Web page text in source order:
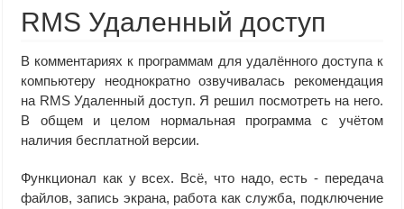
RMS Удаленный доступ
В комментариях к программам для удалённого доступа к
компьютеру неоднократно озвучивалась рекомендация
на RMS Удаленный доступ. Я решил посмотреть на него.
В общем и целом нормальная программа с учётом
наличия бесплатной версии.
Функционал как у всех. Всё, что надо, есть - передача
файлов, запись экрана, работа как служба, подключение